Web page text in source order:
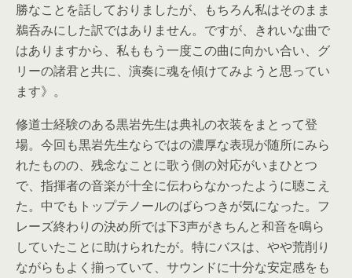
勝なことを話しておりましたが、もちろん私はそのまま
鵜呑みにした訳ではありません。ですが、きれいな曲で
はありますから、私ももう一度この曲に向かい合い、グ
リーの諸君と共に、演奏に魂を傾けてみようと思ってい
ます》。
修道士経験のある黒岩先生は典礼の衣装をまとって登
場。今回も黒岩先生ならではの濃厚な表現が随所にみら
れたものの、残念なことに歌う側の対応がいまひとつ
で、指揮者の音楽が十全に伝わらなかったように聴こえ
た。中でもトップテノールのばらつきが気になった。フ
レーズ終わりの決め所では下3声がきちんと和音を鳴ら
していたことに助けられたが。特にバスは、やや荒削り
ながらもよく揃っていて、サウンドに十分な安定感をも